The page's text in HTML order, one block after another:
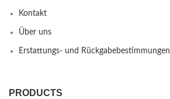
Kontakt
Über uns
Erstattungs- und Rückgabebestimmungen
PRODUCTS